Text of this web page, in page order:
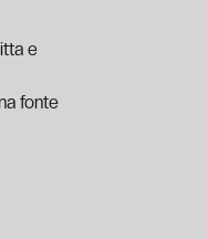
e
fonte